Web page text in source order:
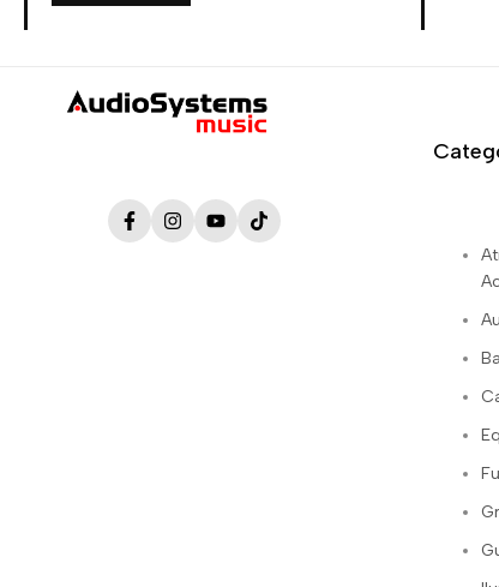
FacebookInstagramYouTubeTikTok